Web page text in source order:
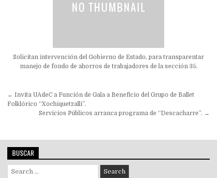
Solicitan intervención del Gobierno de Estado, para transparentar
manejo de fondo de ahorros de trabajadores de la sección 35.
Navegación
de
entradas
← Invita UAdeC a Función de Gala a Beneficio del Grupo de Ballet
Folklórico “Xochiquetzalli”.
Servicios Públicos arranca programa de “Descacharre”. →
BUSCAR
Search